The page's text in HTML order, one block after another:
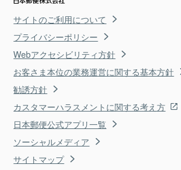
サイトのご利用について
プライバシーポリシー
Webアクセシビリティ方針
お客さま本位の業務運営に関する基本方針
勧誘方針
カスタマーハラスメントに関する考え方
日本郵便公式アプリ一覧
ソーシャルメディア
サイトマップ